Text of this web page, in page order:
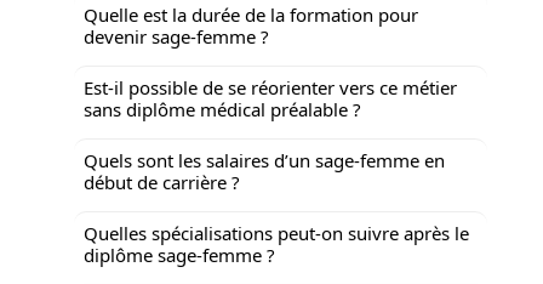
Quelle est la durée de la formation pour
devenir sage-femme ?
Est-il possible de se réorienter vers ce métier
sans diplôme médical préalable ?
Quels sont les salaires d’un sage-femme en
début de carrière ?
Quelles spécialisations peut-on suivre après le
diplôme sage-femme ?